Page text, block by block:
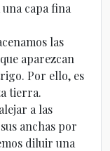
capa fina
las
aparezcan
Por ello, es
tierra.
a las
anchas por
diluir una